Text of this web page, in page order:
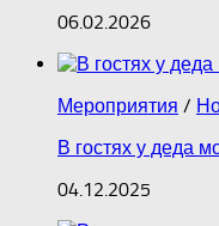
06.02.2026
Мероприятия /
В гостях у деда
04.12.2025